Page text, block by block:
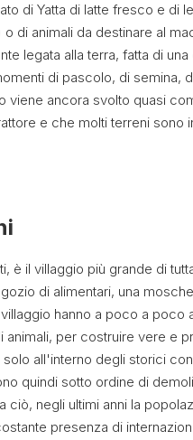
di Yatta di latte fresco e di
di animali da destinare al
legata alla terra, fatta di una
di pascolo, di semina,
viene ancora svolto quasi
e che molti terreni sono
è il villaggio più grande di
di alimentari, una
hanno a poco a poco
per costruire vere e
all'interno degli storici
quindi sotto ordine di
ciò, negli ultimi anni la
presenza di